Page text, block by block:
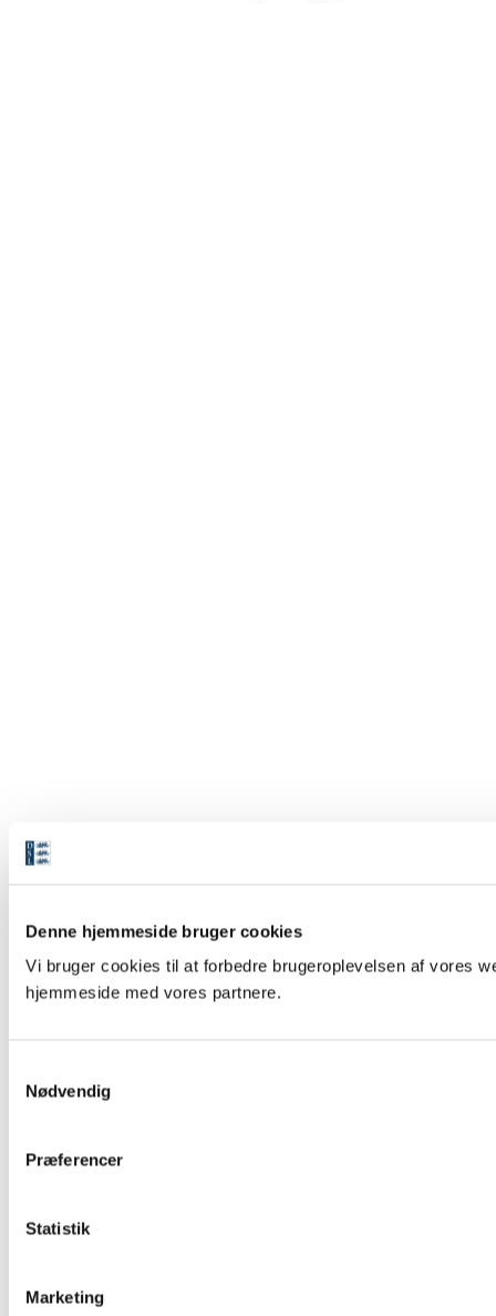
Denne hjemmeside bruger cookies
Vi bruger cookies til at forbedre brugeroplevelsen af vores
hjemmeside med vores partnere.
Nødvendig
Præferencer
Statistik
Marketing